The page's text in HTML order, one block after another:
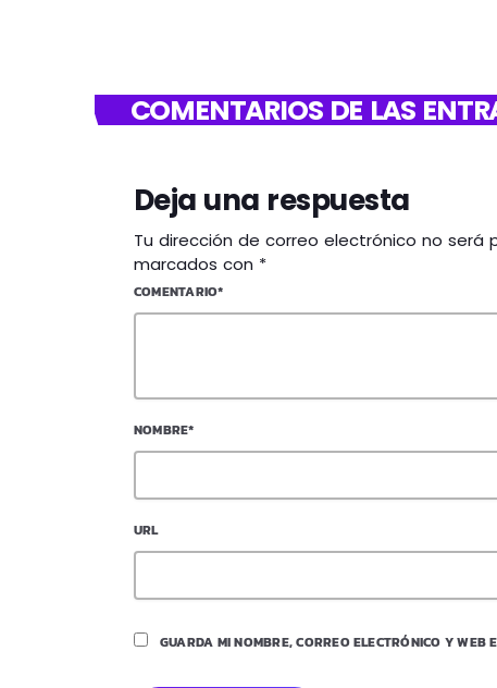
COMENTARIOS DE LAS
Deja una respuesta
Tu dirección de correo electrónico no será
marcados con *
COMENTARIO*
NOMBRE*
URL
GUARDA MI NOMBRE, CORREO ELECTRÓNICO Y